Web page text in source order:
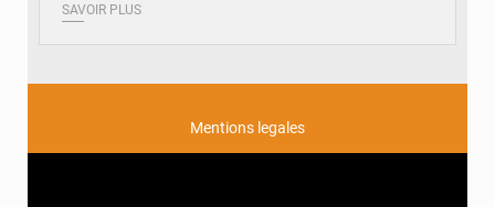
SAVOIR PLUS
Mentions legales